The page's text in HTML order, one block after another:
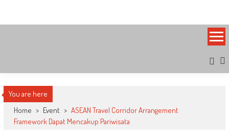
content
You are here
Home > Event > ASEAN Travel Corridor Arrangement
Framework Dapat Mencakup Pariwisata